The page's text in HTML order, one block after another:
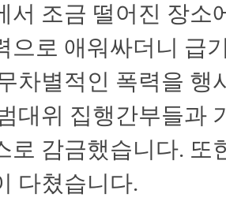
서 조금 떨어진 장소
으로 애워싸더니 급
차별적인 폭력을 행
대위 집행간부들과
로 감금했습니다. 또
다쳤습니다.